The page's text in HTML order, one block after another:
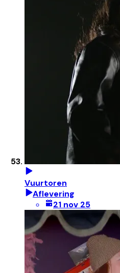
Vuurtoren
Aflevering
21 nov 25